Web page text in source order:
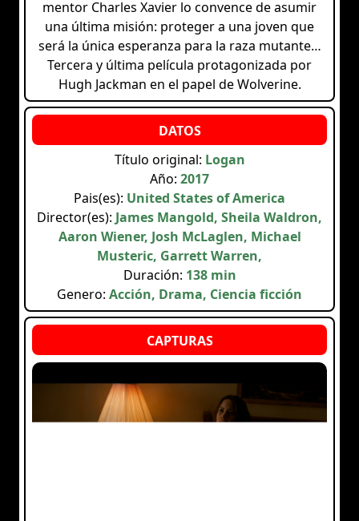
mentor Charles Xavier lo convence de asumir
una última misión: proteger a una joven que
será la única esperanza para la raza mutante…
Tercera y última película protagonizada por
Hugh Jackman en el papel de Wolverine.
Título original: Logan
Año: 2017
Pais(es): United States of America
Director(es): James Mangold, Sheila Waldron,
Aaron Wiener, Josh McLaglen, Michael
Musteric, Garrett Warren,
Duración: 138 min
Genero: Acción, Drama, Ciencia ficción